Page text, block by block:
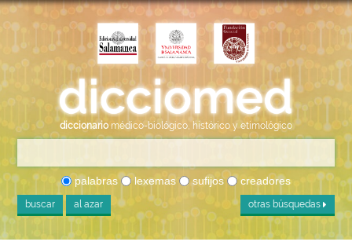
diccionario médico-biológico, histórico y etimológico
palabras lexemas sufijos creadores
buscar al azar otras búsquedas